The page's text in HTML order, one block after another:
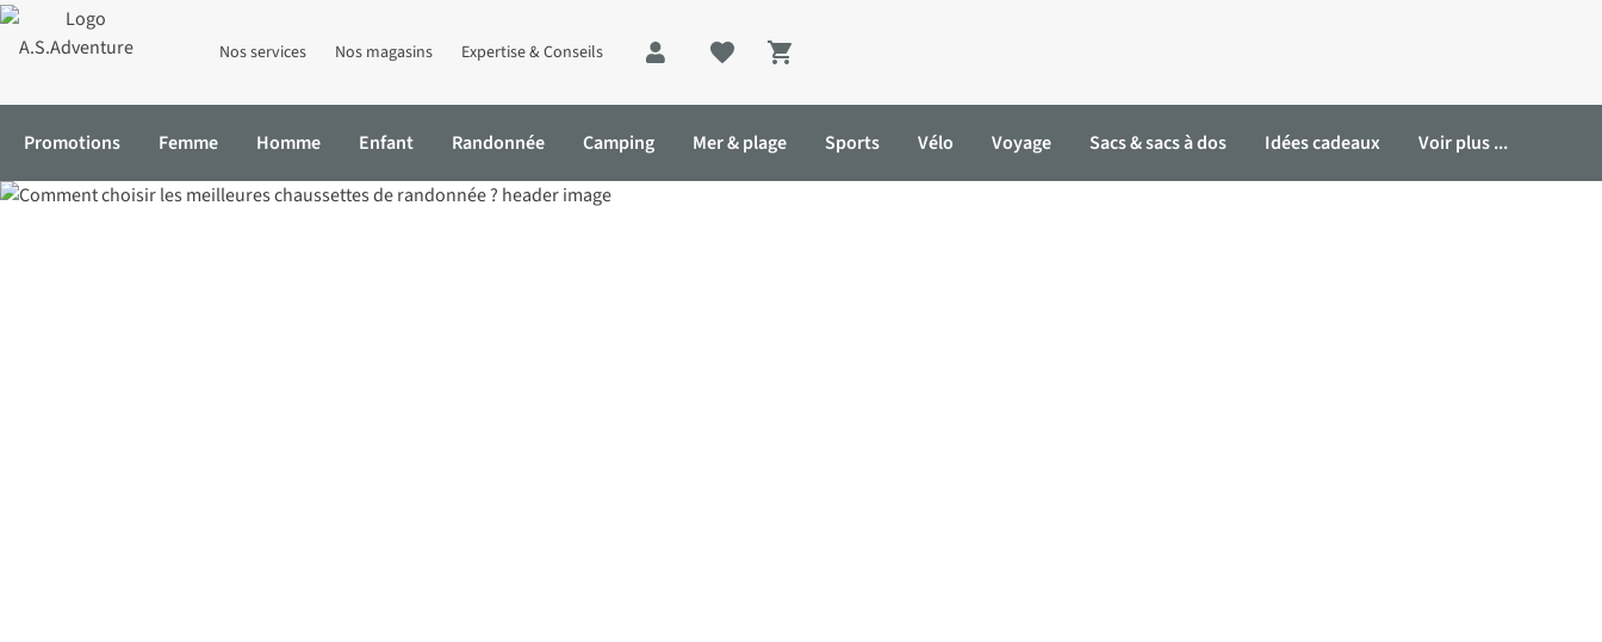
Nos services Nos magasins Expertise & Conseils
Shopping cart
Promotions Femme Homme Enfant Randonnée Camping Mer & plage Sports Vélo Voyage Sacs & sacs à dos Idées cadeaux Voir plus ...